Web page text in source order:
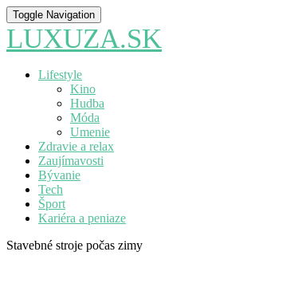
Toggle Navigation
LUXUZA.SK
Lifestyle
Kino
Hudba
Móda
Umenie
Zdravie a relax
Zaujímavosti
Bývanie
Tech
Šport
Kariéra a peniaze
Stavebné stroje počas zimy